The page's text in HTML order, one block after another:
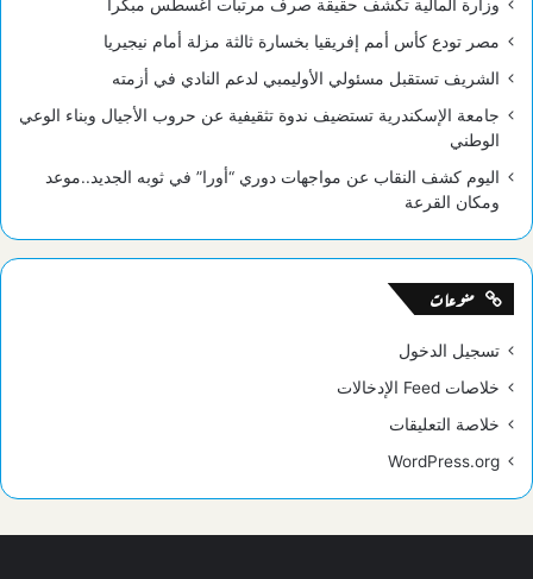
وزارة المالية تكشف حقيقة صرف مرتبات أغسطس مبكراً
مصر تودع كأس أمم إفريقيا بخسارة ثالثة مزلة أمام نيجيريا
الشريف تستقبل مسئولي الأوليمبي لدعم النادي في أزمته
جامعة الإسكندرية تستضيف ندوة تثقيفية عن حروب الأجيال وبناء الوعي
الوطني
اليوم كشف النقاب عن مواجهات دوري “أورا” في ثوبه الجديد..موعد
ومكان القرعة
منوعات
تسجيل الدخول
خلاصات Feed الإدخالات
خلاصة التعليقات
WordPress.org